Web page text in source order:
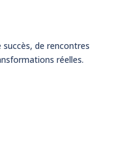
succès, de rencontres
réelles.